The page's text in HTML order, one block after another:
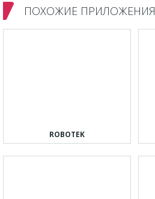
ПОХОЖИЕ ПРИЛОЖЕНИЯ
ROBOTEK